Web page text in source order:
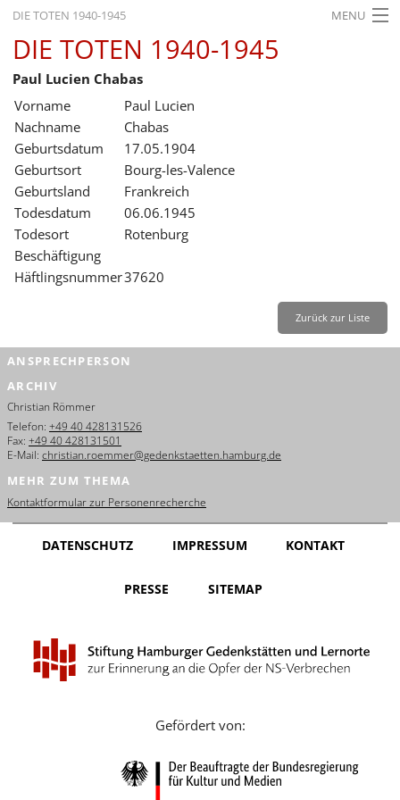
DIE TOTEN 1940-1945 MENU
STARTSEITE
AKTUELLES
AUSSTELLUNGEN
GESCHICHTE
BILDUNG
FORSCHUNG
SERVICE
Français
Dansk
Español
Nederlands
Português
Русский
Leichte Sprache
DIE TOTEN 1940-1945
Paul Lucien Chabas
Vorname
Paul Lucien
Nachname
Chabas
Geburtsdatum
17.05.1904
Geburtsort
Bourg-les-Valence
Geburtsland
Frankreich
Todesdatum
06.06.1945
Todesort
Rotenburg
Beschäftigung
Häftlingsnummer37620
Zurück zur Liste
ANSPRECHPERSON
ARCHIV
Christian Römmer
Telefon: +49 40 428131526
Fax: +49 40 428131501
E-Mail: christian.roemmer@gedenkstaetten.hamburg.de
MEHR ZUM THEMA
Kontaktformular zur Personenrecherche
DATENSCHUTZ IMPRESSUM KONTAKT
PRESSE SITEMAP
Gefördert von: